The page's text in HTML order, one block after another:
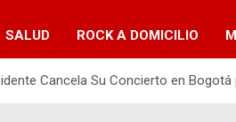
SALUD ROCK A DOMICILIO
Cancela Su Concierto en